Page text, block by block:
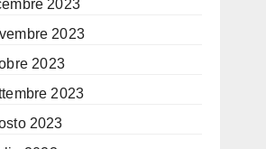
2023
2023
2023
2023
2023